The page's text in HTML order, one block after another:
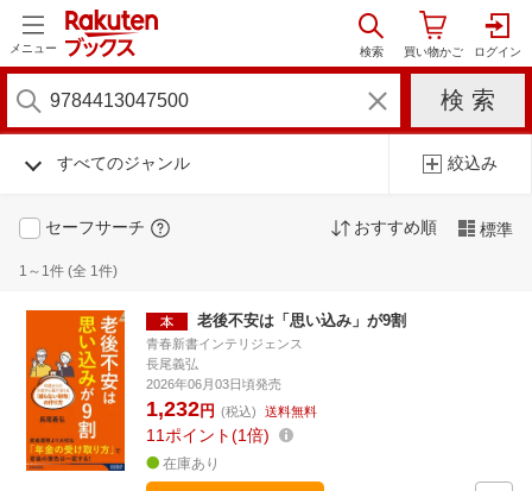
メニュー
すべてのジャンル 絞込み
セーフサーチ おすすめ順 標準
1～1件 (全 1件)
老後不安は「思い込み」が9割
青春新書インテリジェンス
長尾義弘
2026年06月03日頃発売
1,232円 (税込) 送料無料
11 ポイント 1倍
在庫あり